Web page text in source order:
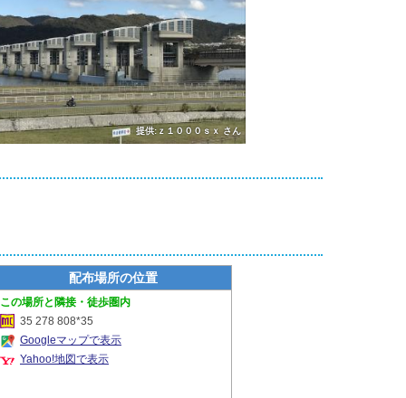
提供:ｚ１０００ｓｘ さん
配布場所の位置
隣接・徒歩圏内
35 278 808*35
Googleマップで表示
Yahoo!地図で表示